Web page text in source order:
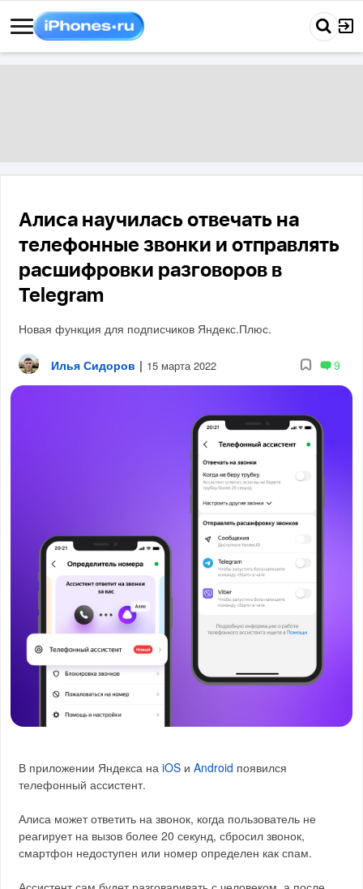
Алиса научилась отвечать на
телефонные звонки и отправлять
расшифровки разговоров в
Telegram
Новая функция для подписчиков Яндекс.Плюс.
Илья Сидоров | 15 марта 2022 9
В приложении Яндекса наiOS иAndroid появился
телефонный ассистент.
Алиса может ответить на звонок, когда пользователь не
реагирует на вызов более 20 секунд, сбросил звонок,
смартфон недоступен или номер определен как спам.